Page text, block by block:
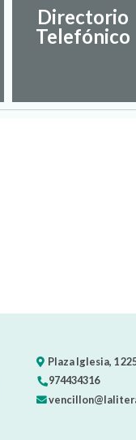
Directorio
Telefónico
Plaza Iglesia, 1
974434316